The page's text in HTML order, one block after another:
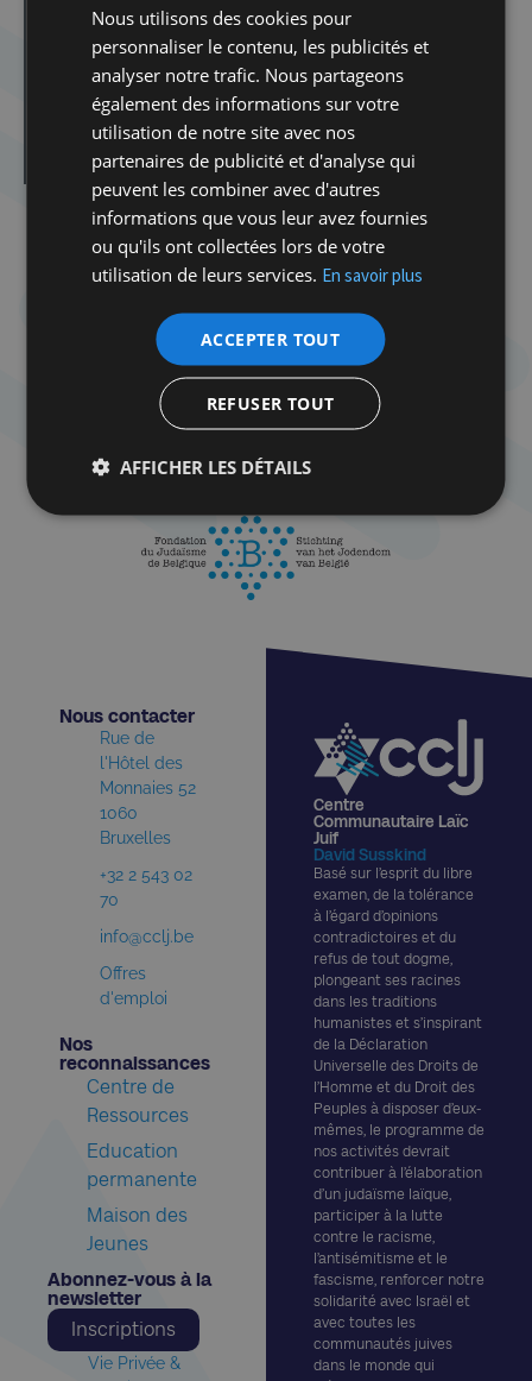
Atelier Tenou’a avec Delphine Horvilleur
Atelier Tenou’a avec Delphine Horvilleur
Cabaret Milmoul
Rosh Hashana
Centre
Communautaire Laïc
Juif
David Susskind
Basé sur l’esprit du libre
examen, de la tolérance
à l’égard d’opinions
contradictoires et du
refus de tout dogme,
plongeant ses racines
dans les traditions
humanistes et s’inspirant
de la Déclaration
Universelle des Droits de
l’Homme et du Droit des
Peuples à disposer d’eux-
mêmes, le programme de
nos activités devrait
contribuer à l’élaboration
d’un judaïsme laïque,
participer à la lutte
contre le racisme,
l’antisémitisme et le
fascisme, renforcer notre
solidarité avec Israël et
avec toutes les
communautés juives
dans le monde qui
Nous contacter​
Rue de
l'Hôtel des
Monnaies 52
1060
Bruxelles
+32 2 543 02
70
info@cclj.be
Offres
d'emploi
Nos
reconnaissances​
Centre de
Ressources
Education
permanente
Maison des
Jeunes
Abonnez-vous à la
newsletter​
Inscriptions
Vie Privée &
Nous utilisons des cookies pour
personnaliser le contenu, les publicités et
analyser notre trafic. Nous partageons
également des informations sur votre
utilisation de notre site avec nos
partenaires de publicité et d'analyse qui
peuvent les combiner avec d'autres
informations que vous leur avez fournies
ou qu'ils ont collectées lors de votre
utilisation de leurs services. En savoir plus
ACCEPTER TOUT
REFUSER TOUT
AFFICHER LES DÉTAILS